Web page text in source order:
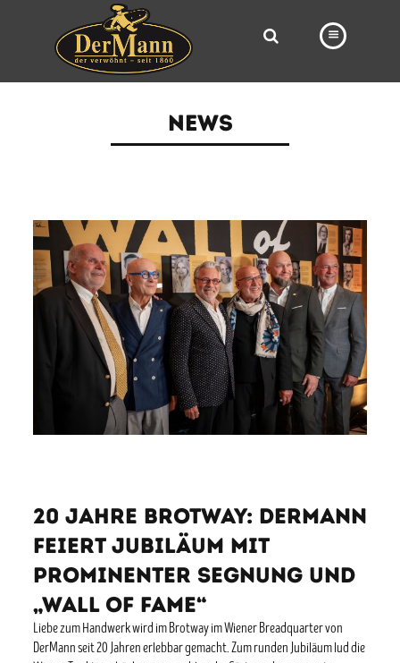
FILIALEN
VORBESTELLUNG
NEWS
KARRIERE
VIDEOS
NEWS
20 Jahre Brotway: DerMann
feiert Jubiläum mit
prominenter Segnung und
„Wall of Fame“
Liebe zum Handwerk wird im Brotway im Wiener Breadquarter von
DerMann seit 20 Jahren erlebbar gemacht. Zum runden Jubiläum lud die